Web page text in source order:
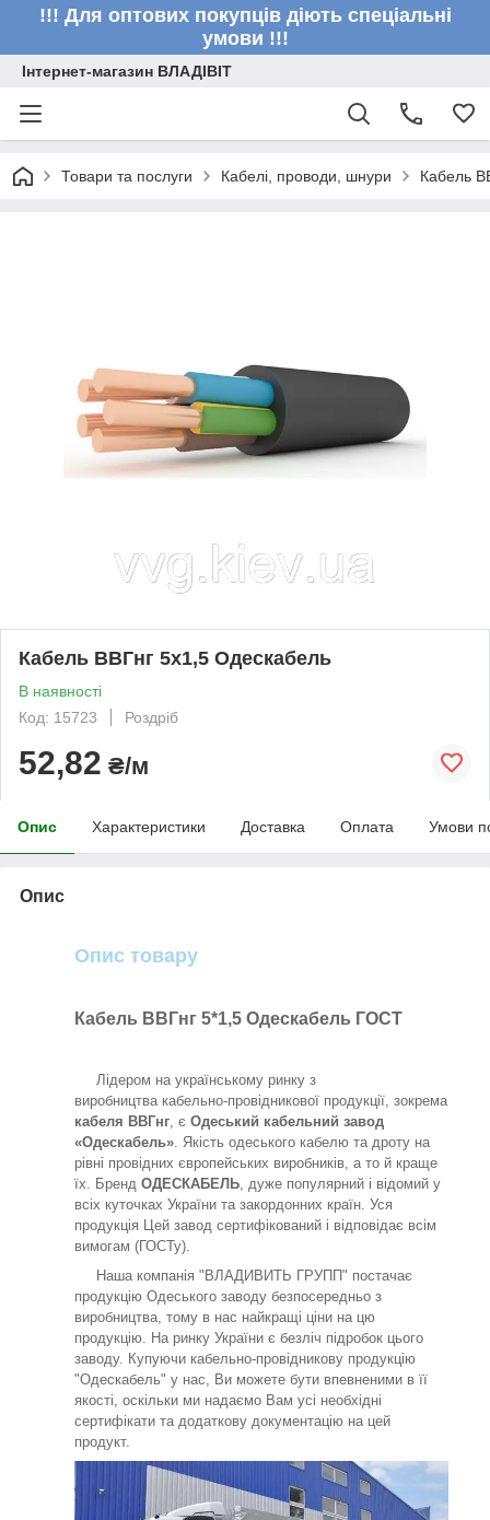
!!! Для оптових покупців діють спеціальні
умови !!!
Інтернет-магазин ВЛАДІВІТ
Товари та послуги Кабелі, проводи, шнури Кабель
Кабель ВВГнг 5х1,5 Одескабель
В наявності
Код: 15723
Роздріб
52,82 ₴/м
Опис Характеристики Доставка Оплата Умови
Опис
Опис товару
Кабель ВВГнг 5*1,5 Одескабель ГОСТ
Лідером на українському ринку з
виробництва кабельно-провідникової продукції, зокрема
кабеля ВВГнг , є Одеський кабельний завод
«Одескабель» . Якість одеського кабелю та дроту на
рівні провідних європейських виробників, а то й краще
їх. Бренд ОДЕСКАБЕЛЬ , дуже популярний і відомий у
всіх куточках України та закордонних країн. Уся
продукція Цей завод сертифікований і відповідає всім
вимогам (ГОСТу).
Наша компанія "ВЛАДИВИТЬ ГРУПП" постачає
продукцію Одеського заводу безпосередньо з
виробництва, тому в нас найкращі ціни на цю
продукцію. На ринку України є безліч підробок цього
заводу. Купуючи кабельно-провідникову продукцію
"Одескабель" у нас, Ви можете бути впевненими в її
якості, оскільки ми надаємо Вам усі необхідні
сертифікати та додаткову документацію на цей
продукт.